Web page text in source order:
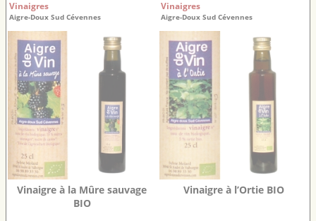
Vinaigres
Aigre-Doux Sud Cévennes
Vinaigre à la Mûre sauvage
BIO
Vinaigres
Aigre-Doux Sud Cévennes
Vinaigre à l’Ortie BIO